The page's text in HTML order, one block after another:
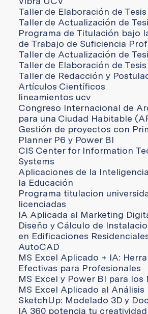
Taller de Elaboración de Tesis
Taller de Actualización de
Programa de Titulación bajo
de Trabajo de Suficiencia
Taller de Actualización de
Taller de Elaboración de
Taller de Redacción y
Artículos Científicos
lineamientos ucv
Congreso Internacional de
para una Ciudad Habitable
Gestión de proyectos con
Planner P6 y Power BI
CIS Center for Information
Systems
Aplicaciones de la
la Educación
Programa titulacion
licenciadas
IA Aplicada al Marketing
Diseño y Cálculo de
en Edificaciones
AutoCAD
MS Excel Aplicado + IA:
Efectivas para Profesionales
MS Excel y Power BI para los
MS Excel Aplicado al Análisis
SketchUp: Modelado 3D y
IA 360 potencia tu creatividad